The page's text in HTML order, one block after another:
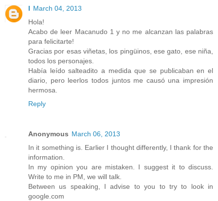
l March 04, 2013
Hola!
Acabo de leer Macanudo 1 y no me alcanzan las palabras
para felicitarte!
Gracias por esas viñetas, los pingüinos, ese gato, ese niña,
todos los personajes.
Había leído salteadito a medida que se publicaban en el
diario, pero leerlos todos juntos me causó una impresión
hermosa.
Reply
Anonymous March 06, 2013
In it something is. Earlier I thought differently, I thank for the
information.
In my opinion you are mistaken. I suggest it to discuss.
Write to me in PM, we will talk.
Between us speaking, I advise to you to try to look in
google.com